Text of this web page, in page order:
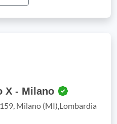
X - Milano
Milano (MI),Lombardia